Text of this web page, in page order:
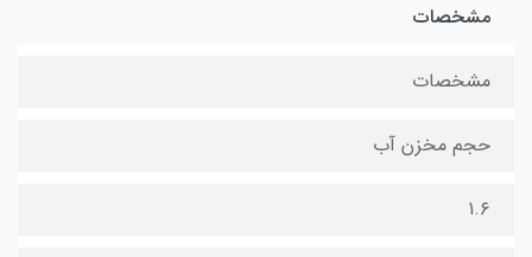
مشخصات
مشخصات
حجم مخزن آب
۱.۶